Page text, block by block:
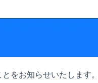
をお知らせいたします。